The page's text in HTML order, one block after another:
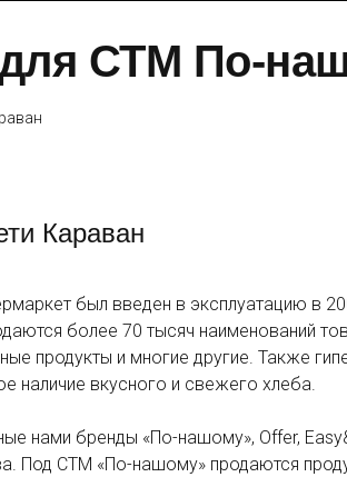
СТМ По-
Караван
был введен в эксплуатацию в
более 70 тысяч наименований
продукты и многие другие. Также
наличие вкусного и свежего хлеба.
нами бренды «По-нашому», Offer,
Под СТМ «По-нашому» продаются